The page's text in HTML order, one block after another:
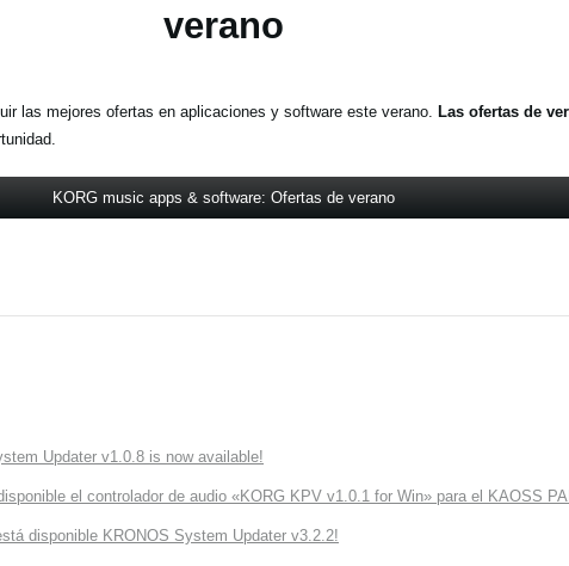
verano
las mejores ofertas en aplicaciones y software este verano.
Las ofertas de
KORG music apps & software: Ofertas de verano
Updater v1.0.8 is now available!
el controlador de audio «KORG KPV v1.0.1 for Win» para el KAOSS
disponible KRONOS System Updater v3.2.2!